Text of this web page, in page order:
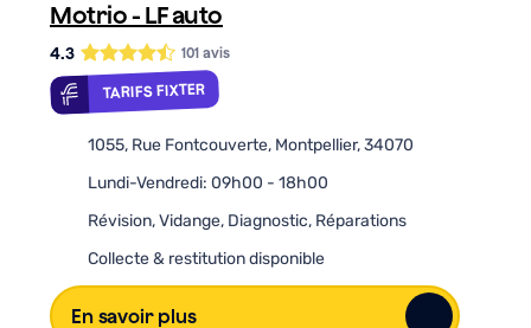
Motrio - LF auto
4.3 101 avis
TARIFS FIXTER
1055, Rue Fontcouverte, Montpellier, 34070
Lundi-Vendredi: 09h00 - 18h00
Révision, Vidange, Diagnostic, Réparations
Collecte & restitution disponible
En savoir plus